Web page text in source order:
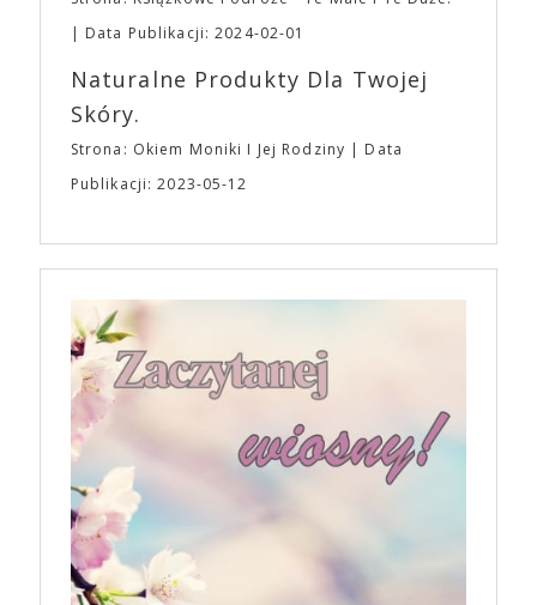
Data Publikacji: 2024-02-01
Naturalne Produkty Dla Twojej
Skóry.
Strona: Okiem Moniki I Jej Rodziny
Data
Publikacji: 2023-05-12